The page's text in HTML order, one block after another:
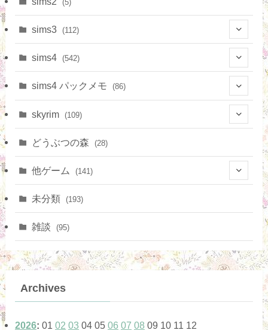
(9)
(4)
(5)
sims3 (112)
(65)
(10)
sims4 (542)
(9)
(12)
(21)
(13)
sims4 パックメモ (86)
(11)
skyrim (109)
(8)
どうぶつの森 (28)
他ゲーム (141)
(10)
(1)
(1)
(12)
未分類 (193)
雑談 (95)
Archives
2026: 01 02 03 04 05 06 07 08 09 10 11 12